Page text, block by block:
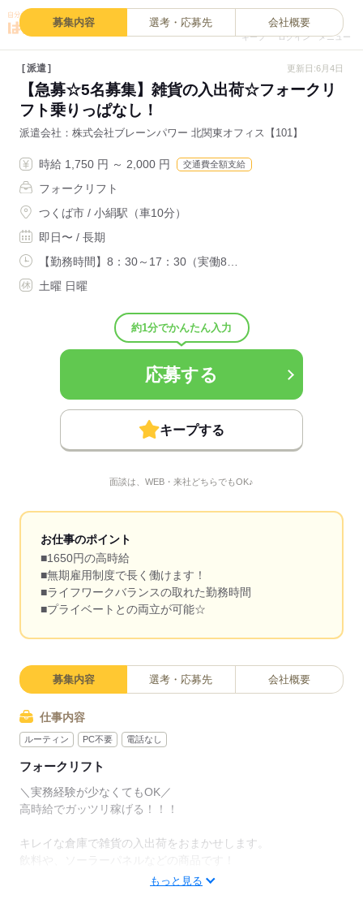
キープ ログイン メニュー
募集内容 選考・応募先 会社概要
派遣 更新日:6月4日
【急募☆5名募集】雑貨の入出荷☆フォークリ
フト乗りっぱなし！
派遣会社 株式会社ブレーンパワー 北関東オフィス【101】
時給 1,750 円 ～ 2,000 円 交通費全額支給
フォークリフト
つくば市 / 小絹駅（車10分）
即日〜 / 長期
【勤務時間】8：30～17：30（実働8…
土曜 日曜
約1分でかんたん入力
応募する
キープする
面談は、WEB・来社どちらでもOK♪
お仕事のポイント
■1650円の高時給
■無期雇用制度で長く働けます！
■ライフワークバランスの取れた勤務時間
■プライベートとの両立が可能☆
募集内容 選考・応募先 会社概要
仕事内容
ルーティン PC不要 電話なし
フォークリフト
＼実務経験が少なくてもOK／
高時給でガッツリ稼げる！！！
キレイな倉庫で雑貨の入出荷をおまかせします。
基本的にフォークリフトに乗りっぱなしです！
もっと見る